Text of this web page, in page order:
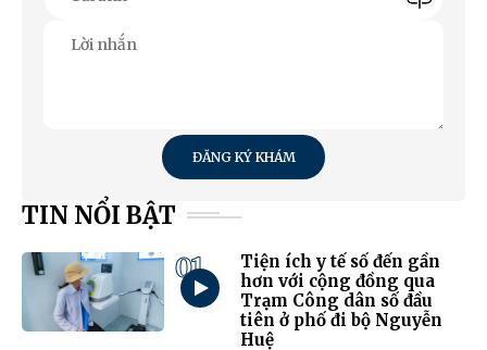
ĐĂNG KÝ KHÁM
TIN NỔI BẬT
01
Tiện ích y tế số đến gần
hơn với cộng đồng qua
Trạm Công dân số đầu
tiên ở phố đi bộ Nguyễn
Huệ